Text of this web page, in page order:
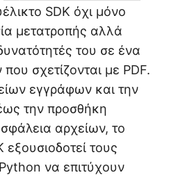
SDK όχι μόνο
μετατροπής αλλά
του σε ένα
σχετίζονται με PDF.
εγγράφων και την
την προσθήκη
αρχείων, το
τους
να επιτύχουν